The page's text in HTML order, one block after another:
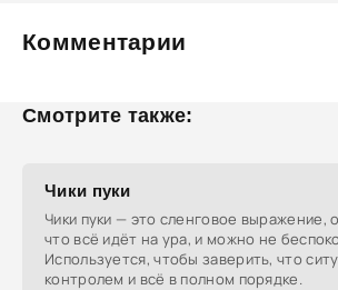
Комментарии
Смотрите также:
Чики пуки
Чики пуки — это сленговое выражение,
что всё идёт на ура, и можно не
Используется, чтобы заверить, что
контролем и всё в полном порядке.